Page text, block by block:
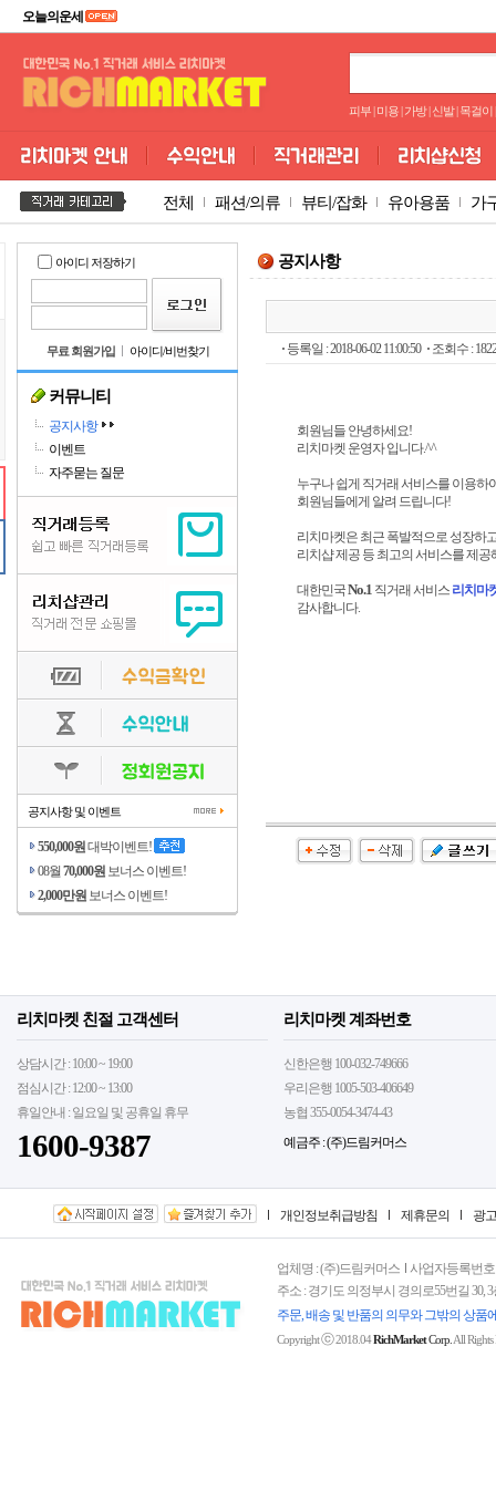
오늘의운세
피부 미용 가방 신발 목걸이
전체 패션/의류 뷰티/잡화 유아용품 가
아이디 저장하기
무료 회원가입 아이디/비번찾기
커뮤니티
공지사항
이벤트
자주묻는 질문
공지사항 및 이벤트
550,000원대박이벤트!
08월 70,000원 보너스 이벤트!
2,000만원 보너스 이벤트!
공지사항
등록일 : 2018-06-02 11:00:50 조회수 : 1822
회원님들 안녕하세요!
리치마켓 운영자 입니다.^^
누구나 쉽게 직거래 서비스를 이용하
회원님들에게 알려 드립니다!
리치마켓은 최근 폭발적으로 성장하
리치샵 제공 등 최고의 서비스를 제
대한민국No.1 직거래 서비스 리치마
감사합니다.
리치마켓 친절 고객센터
상담시간 : 10:00 ~ 19:00
점심시간 : 12:00 ~ 13:00
휴일안내 : 일요일 및 공휴일 휴무
1600-9387
리치마켓 계좌번호
신한은행 100-032-749666
우리은행 1005-503-406649
농협 355-0054-3474-43
예금주 : (주)드림커머스
개인정보취급방침 제휴문의 광
업체명 : (주)드림커머스
사업자등록번호
주소 : 경기도 의정부시 경의로55번길 30,
주문, 배송 및 반품의 의무와 그밖의 상
Copyrightⓒ2018.04RichMarketCorp. All Rights